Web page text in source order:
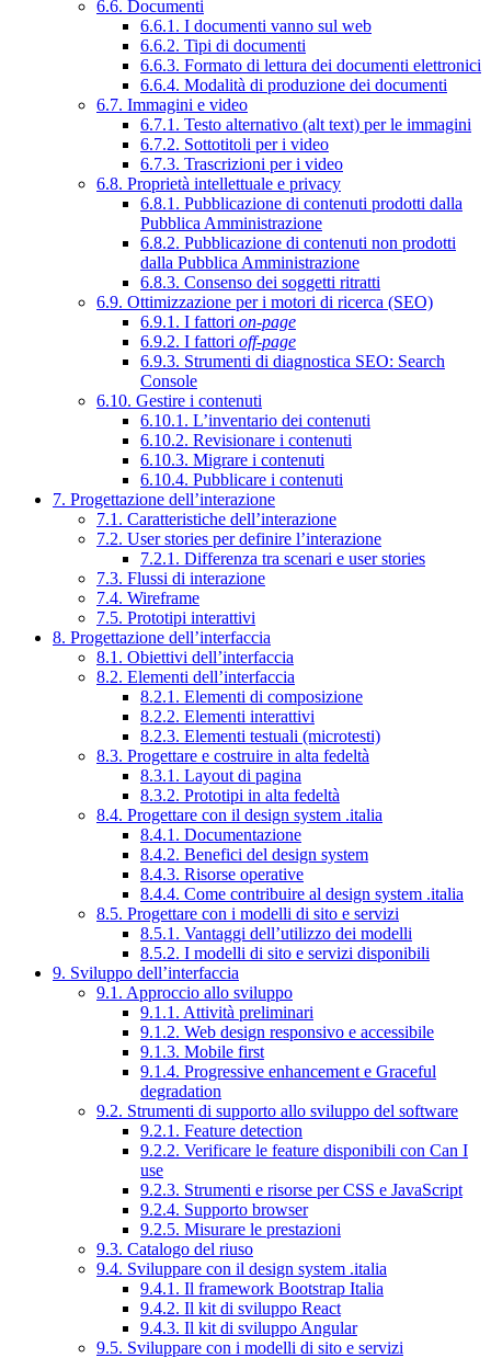
6.6. Documenti
6.6.1. I documenti vanno sul web
6.6.2. Tipi di documenti
6.6.3. Formato di lettura dei documenti elettronici
6.6.4. Modalità di produzione dei documenti
6.7. Immagini e video
6.7.1. Testo alternativo (alt text) per le immagini
6.7.2. Sottotitoli per i video
6.7.3. Trascrizioni per i video
6.8. Proprietà intellettuale e privacy
6.8.1. Pubblicazione di contenuti prodotti dalla
Pubblica Amministrazione
6.8.2. Pubblicazione di contenuti non prodotti
dalla Pubblica Amministrazione
6.8.3. Consenso dei soggetti ritratti
6.9. Ottimizzazione per i motori di ricerca (SEO)
6.9.1. I fattori on-page
6.9.2. I fattori off-page
6.9.3. Strumenti di diagnostica SEO: Search
Console
6.10. Gestire i contenuti
6.10.1. L’inventario dei contenuti
6.10.2. Revisionare i contenuti
6.10.3. Migrare i contenuti
6.10.4. Pubblicare i contenuti
7. Progettazione dell’interazione
7.1. Caratteristiche dell’interazione
7.2. User stories per definire l’interazione
7.2.1. Differenza tra scenari e user stories
7.3. Flussi di interazione
7.4. Wireframe
7.5. Prototipi interattivi
8. Progettazione dell’interfaccia
8.1. Obiettivi dell’interfaccia
8.2. Elementi dell’interfaccia
8.2.1. Elementi di composizione
8.2.2. Elementi interattivi
8.2.3. Elementi testuali (microtesti)
8.3. Progettare e costruire in alta fedeltà
8.3.1. Layout di pagina
8.3.2. Prototipi in alta fedeltà
8.4. Progettare con il design system .italia
8.4.1. Documentazione
8.4.2. Benefici del design system
8.4.3. Risorse operative
8.4.4. Come contribuire al design system .italia
8.5. Progettare con i modelli di sito e servizi
8.5.1. Vantaggi dell’utilizzo dei modelli
8.5.2. I modelli di sito e servizi disponibili
9. Sviluppo dell’interfaccia
9.1. Approccio allo sviluppo
9.1.1. Attività preliminari
9.1.2. Web design responsivo e accessibile
9.1.3. Mobile first
9.1.4. Progressive enhancement e Graceful
degradation
9.2. Strumenti di supporto allo sviluppo del software
9.2.1. Feature detection
9.2.2. Verificare le feature disponibili con Can I
use
9.2.3. Strumenti e risorse per CSS e JavaScript
9.2.4. Supporto browser
9.2.5. Misurare le prestazioni
9.3. Catalogo del riuso
9.4. Sviluppare con il design system .italia
9.4.1. Il framework Bootstrap Italia
9.4.2. Il kit di sviluppo React
9.4.3. Il kit di sviluppo Angular
9.5. Sviluppare con i modelli di sito e servizi